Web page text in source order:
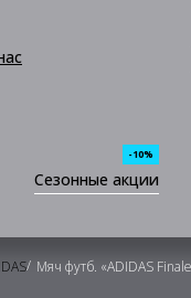
Сезонные акции
-10%
/ Мяч футб. «ADIDAS